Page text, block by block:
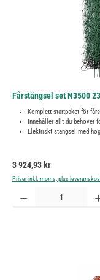
Fårstängsel set N3500
Komplett startpaket för
Innehåller allt du behöver
Elektriskt stängsel med
Ordinarie pris:
3 924,93 kr
Priser inkl. moms, plus
Produktkvantitet: Ange önskat